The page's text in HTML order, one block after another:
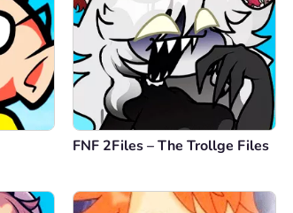
FNF 2Files – The Trollge Files